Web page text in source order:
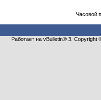
Часовой
Работает на vBulletin® 3.